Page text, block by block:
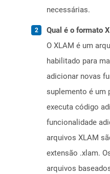
necessárias.
Qual é o formato
O XLAM é um
habilitado para
adicionar novas
suplemento é um
executa código
funcionalidade
arquivos XLAM
extensão .xlam.
arquivos